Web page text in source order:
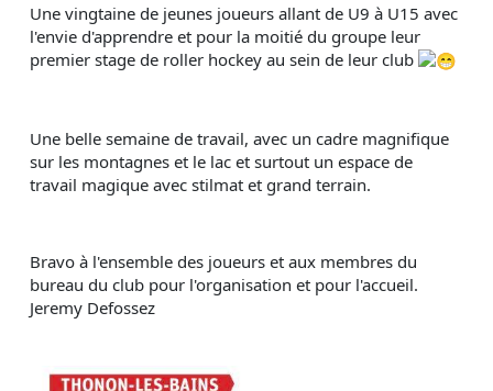
Une vingtaine de jeunes joueurs allant de U9 à U15 avec
l'envie d'apprendre et pour la moitié du groupe leur
premier stage de roller hockey au sein de leur club
Une belle semaine de travail, avec un cadre magnifique
sur les montagnes et le lac et surtout un espace de
travail magique avec stilmat et grand terrain.
Bravo à l'ensemble des joueurs et aux membres du
bureau du club pour l'organisation et pour l'accueil.
Jeremy Defossez